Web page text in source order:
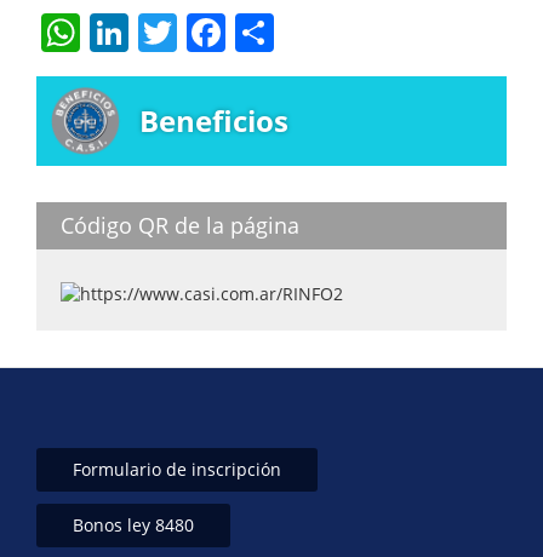
W
h
at
s
A
p
p
Li
n
k
e
dI
n
T
w
itt
er
F
a
c
e
b
o
o
k
h
ar
e
Beneficios
Código QR de la página
Formulario de inscripción
Bonos ley 8480